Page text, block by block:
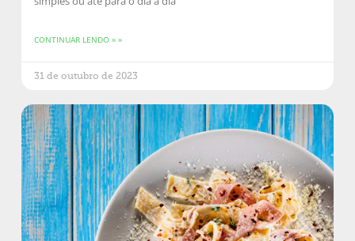
CONTINUAR LENDO » »
31 de outubro de 2023